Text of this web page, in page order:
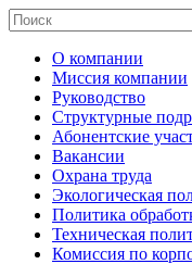
О компании
Миссия компании
Руководство
Структурные
Абонентские
Вакансии
Охрана труда
Экологическая
Политика
Техническая
Комиссия по